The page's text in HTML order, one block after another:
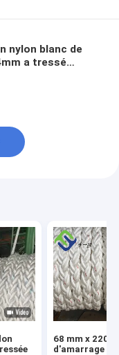
nylon blanc de
a tressé
68 mm x 220
d'amarrage